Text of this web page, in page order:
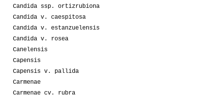
Candida ssp. ortizrubiona
Candida v. caespitosa
Candida v. estanzuelensis
Candida v. rosea
Canelensis
Capensis
Capensis v. pallida
Carmenae
Carmenae cv. rubra